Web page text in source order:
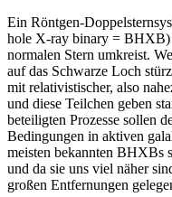
Ein Röntgen-
hole X-ray binary = BHXB)
normalen Stern umkreist.
auf das Schwarze Loch
mit relativistischer, also
und diese Teilchen geben
beteiligten Prozesse sollen
Bedingungen in aktiven
meisten bekannten BHXBs
und da sie uns viel näher
großen Entfernungen